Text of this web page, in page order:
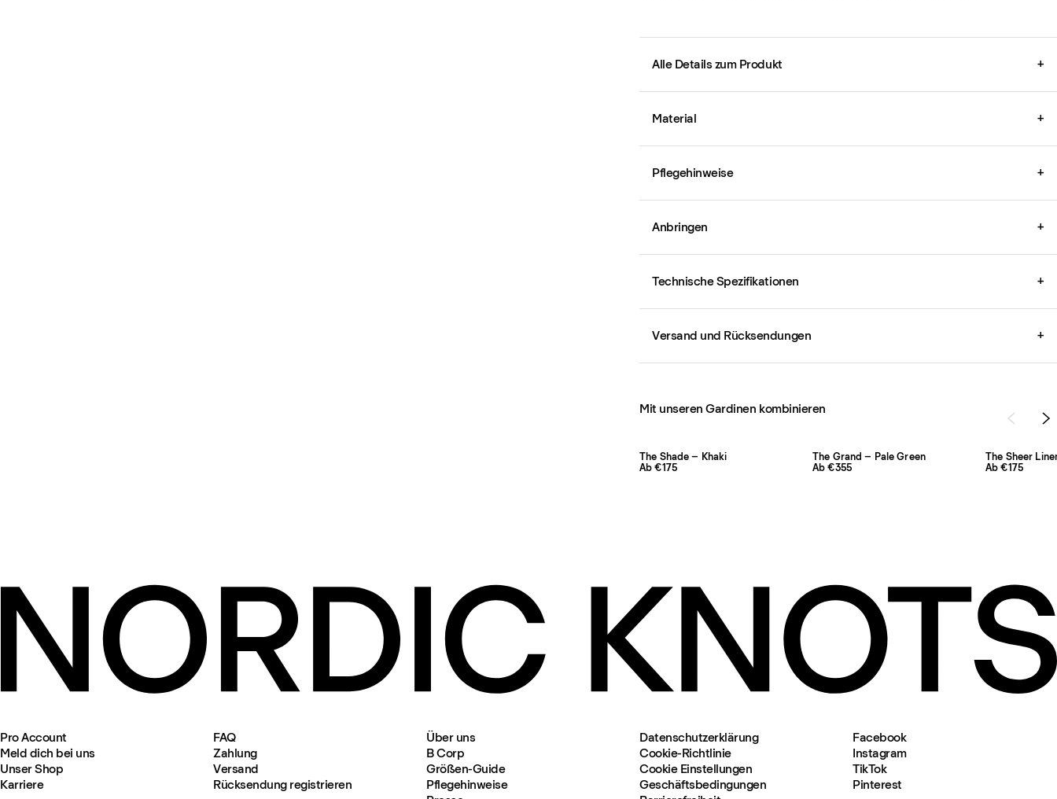
Alle Details zum Produkt +
Material +
Pflegehinweise +
Anbringen +
Technische Spezifikationen +
Versand und Rücksendungen +
Mit unseren Gardinen kombinieren
The Shade – Khaki
Ab €175
The Grand – Pale Green
Ab €355
The Sheer
Ab €175
Pro Account
Meld dich bei uns
Unser Shop
Karriere
FAQ
Zahlung
Versand
Rücksendung registrieren
Über uns
B Corp
Größen-Guide
Pflegehinweise
Datenschutzerklärung
Cookie-Richtlinie
Cookie Einstellungen
Geschäftsbedingungen
Facebook
Instagram
TikTok
Pinterest